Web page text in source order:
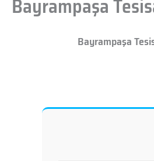
Bayrampaşa
Bayrampaşa